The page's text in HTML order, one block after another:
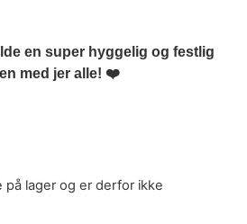
en super hyggelig og festlig
med jer alle! ❤️
på lager og er derfor ikke